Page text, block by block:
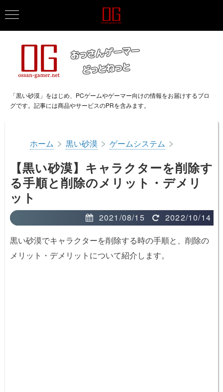
「黒い砂漠」をはじめ、PCゲームやゲーマー向けの情報をお届けするブロ
グです。記事には商品やサービスのPRを含みます。
ホーム > 黒い砂漠 > ゲームシステム >
【黒い砂漠】キャラクターを削除す
る手順と削除のメリット・デメリ
ット
2021/08/15
2022/10/14
黒い砂漠でキャラクターを削除する時の手順と、削除の
メリット・デメリットについて紹介します。